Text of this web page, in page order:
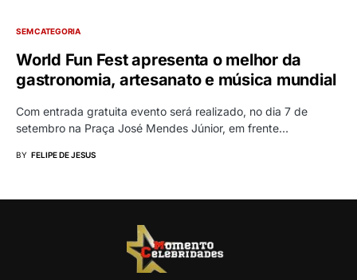
SEM CATEGORIA
World Fun Fest apresenta o melhor da
gastronomia, artesanato e música mundial
Com entrada gratuita evento será realizado, no dia 7 de
setembro na Praça José Mendes Júnior, em frente…
BY FELIPE DE JESUS